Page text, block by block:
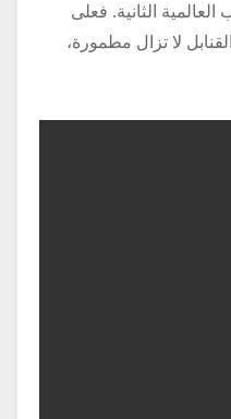
الثانية. فعلى
لا تزال مطمورة،